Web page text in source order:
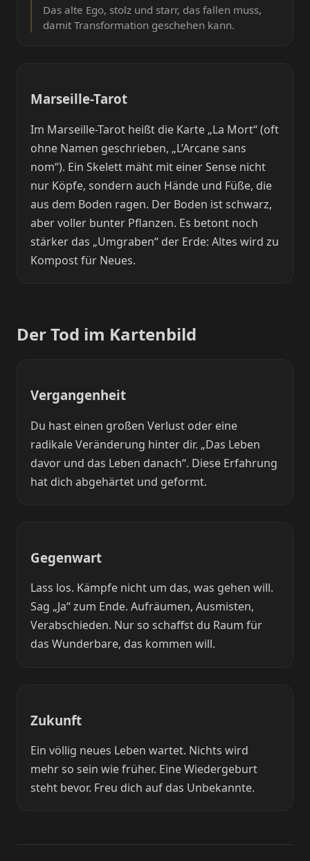
Das alte Ego, stolz und starr, das fallen muss,
damit Transformation geschehen kann.
Marseille-Tarot
Im Marseille-Tarot heißt die Karte „La Mort“ (oft
ohne Namen geschrieben, „L’Arcane sans
nom“). Ein Skelett mäht mit einer Sense nicht
nur Köpfe, sondern auch Hände und Füße, die
aus dem Boden ragen. Der Boden ist schwarz,
aber voller bunter Pflanzen. Es betont noch
stärker das „Umgraben“ der Erde: Altes wird zu
Kompost für Neues.
Der Tod im Kartenbild
Vergangenheit
Du hast einen großen Verlust oder eine
radikale Veränderung hinter dir. „Das Leben
davor und das Leben danach“. Diese Erfahrung
hat dich abgehärtet und geformt.
Gegenwart
Lass los. Kämpfe nicht um das, was gehen will.
Sag „Ja“ zum Ende. Aufräumen, Ausmisten,
Verabschieden. Nur so schaffst du Raum für
das Wunderbare, das kommen will.
Zukunft
Ein völlig neues Leben wartet. Nichts wird
mehr so sein wie früher. Eine Wiedergeburt
steht bevor. Freu dich auf das Unbekannte.